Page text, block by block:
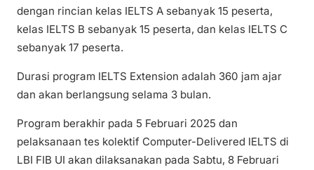
dengan rincian kelas IELTS A sebanyak 15 peserta,
kelas IELTS B sebanyak 15 peserta, dan kelas IELTS C
sebanyak 17 peserta.
Durasi program IELTS Extension adalah 360 jam ajar
dan akan berlangsung selama 3 bulan.
Program berakhir pada 5 Februari 2025 dan
pelaksanaan tes kolektif Computer-Delivered IELTS di
LBI FIB UI akan dilaksanakan pada Sabtu, 8 Februari